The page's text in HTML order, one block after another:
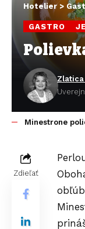
Hotelier>
GASTRO
Zlatica
Minestrone
Zdieľať